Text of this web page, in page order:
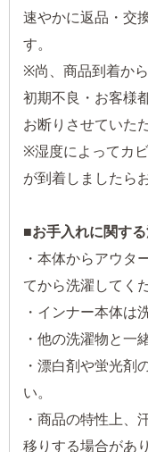
速やかに返品・交
す。
※尚、商品到着か
初期不良・お客様
お断りさせていた
※湿度によってカ
が到着しましたら
■お手入れに関す
・本体からアウタ
てから洗濯してく
・インナー本体は
・他の洗濯物と一
・漂白剤や蛍光剤
い。
・商品の特性上、
移りする場合があ